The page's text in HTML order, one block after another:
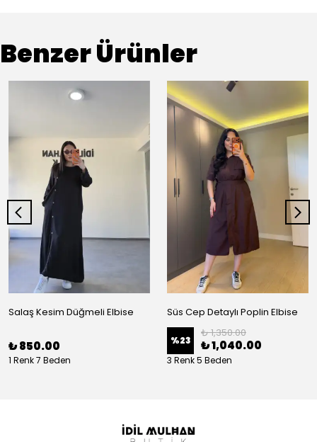
Benzer Ürünler
Salaş Kesim Düğmeli Elbise
₺ 850.00
1 Renk 7 Beden
Süs Cep Detaylı Poplin Elbise
%23
₺ 1,350.00
₺ 1,040.00
3 Renk 5 Beden